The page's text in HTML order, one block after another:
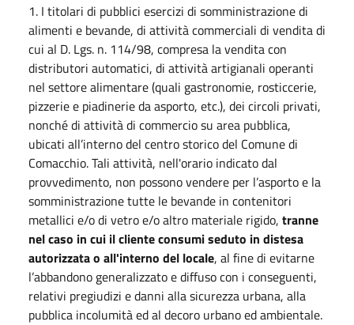
1. I titolari di pubblici esercizi di somministrazione di
alimenti e bevande, di attività commerciali di vendita di
cui al D. Lgs. n. 114/98, compresa la vendita con
distributori automatici, di attività artigianali operanti
nel settore alimentare (quali gastronomie, rosticcerie,
pizzerie e piadinerie da asporto, etc.), dei circoli privati,
nonché di attività di commercio su area pubblica,
ubicati all’interno del centro storico del Comune di
Comacchio. Tali attività, nell'orario indicato dal
provvedimento, non possono vendere per l’asporto e la
somministrazione tutte le bevande in contenitori
metallici e/o di vetro e/o altro materiale rigido, tranne
nel caso in cui il cliente consumi seduto in distesa
autorizzata o all'interno del locale, al fine di evitarne
l’abbandono generalizzato e diffuso con i conseguenti,
relativi pregiudizi e danni alla sicurezza urbana, alla
pubblica incolumità ed al decoro urbano ed ambientale.